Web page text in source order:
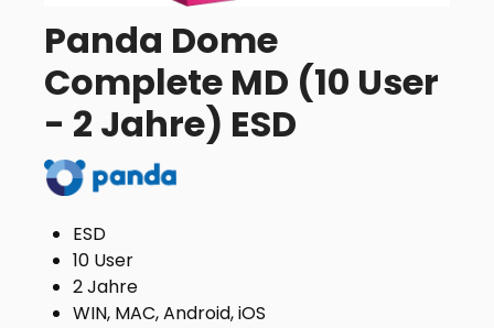
Panda Dome
Complete MD (10 User
- 2 Jahre) ESD
ESD
10 User
2 Jahre
WIN, MAC, Android, iOS